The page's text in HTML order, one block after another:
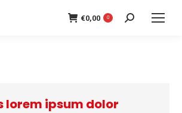
€0,00 0 Search:
lorem ipsum dolor